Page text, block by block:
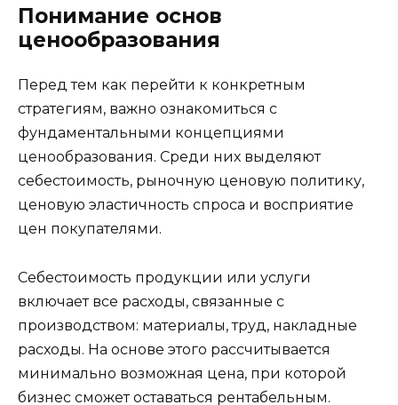
Понимание основ
ценообразования
Перед тем как перейти к конкретным
стратегиям, важно ознакомиться с
фундаментальными концепциями
ценообразования. Среди них выделяют
себестоимость, рыночную ценовую политику,
ценовую эластичность спроса и восприятие
цен покупателями.
Себестоимость продукции или услуги
включает все расходы, связанные с
производством: материалы, труд, накладные
расходы. На основе этого рассчитывается
минимально возможная цена, при которой
бизнес сможет оставаться рентабельным.